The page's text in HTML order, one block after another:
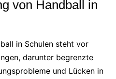
von Handball in
in Schulen steht vor
darunter begrenzte
und Lücken in